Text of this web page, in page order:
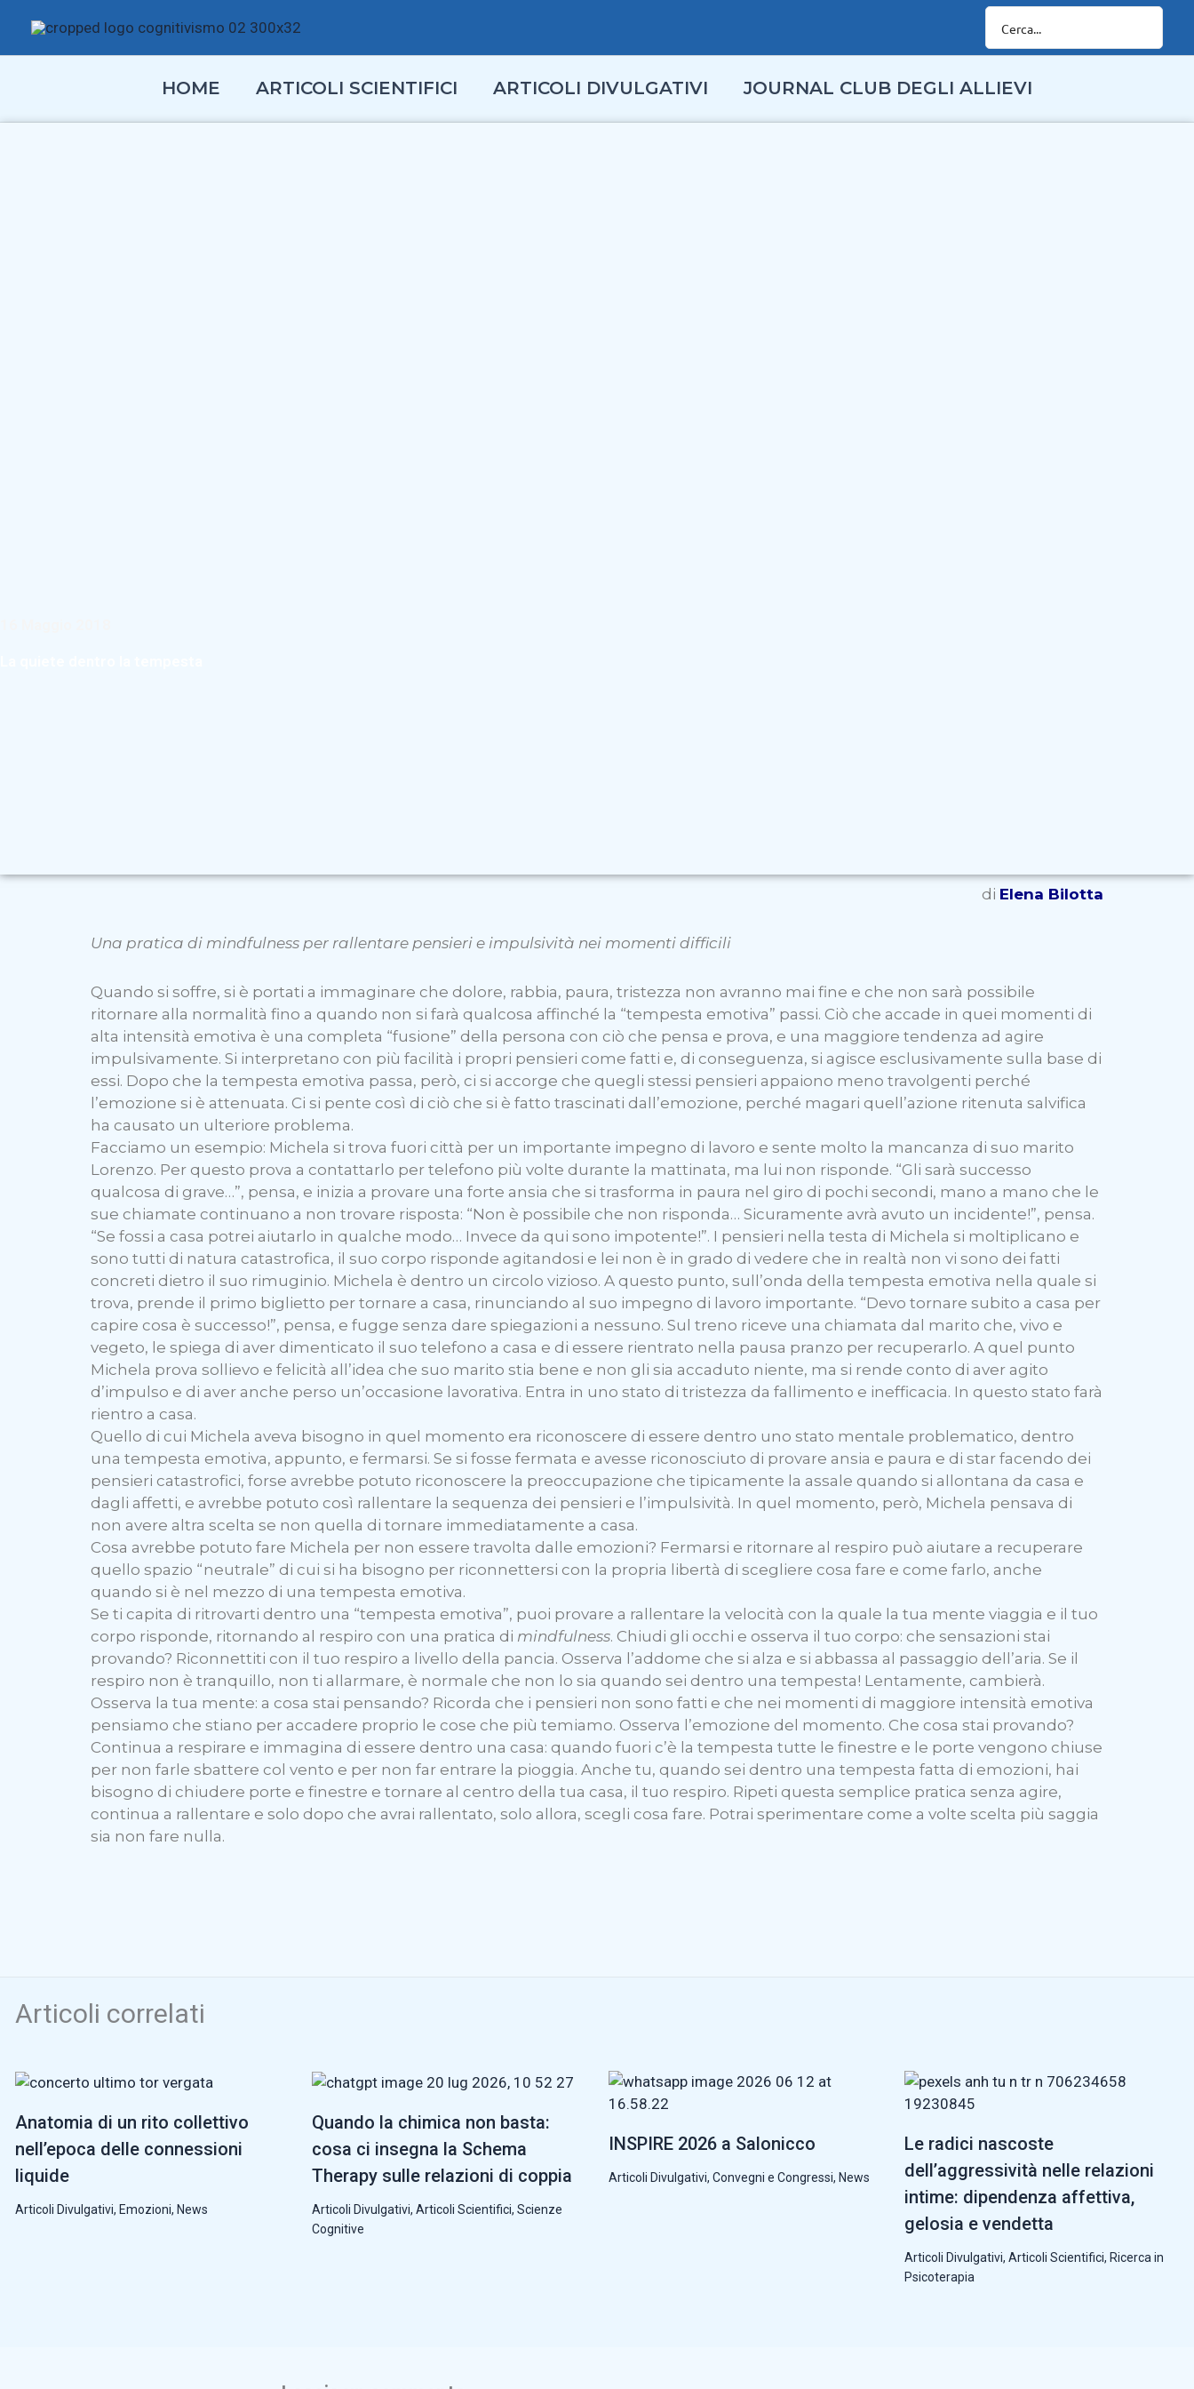
contenuto
HOME ARTICOLI SCIENTIFICI ARTICOLI DIVULGATIVI JOURNAL CLUB DEGLI ALLIEVI
di Elena Bilotta
Una pratica di mindfulness per rallentare pensieri e impulsività nei momenti difficili
Quando si soffre, si è portati a immaginare che dolore, rabbia, paura, tristezza non avranno mai fine e che non sarà possibile
ritornare alla normalità fino a quando non si farà qualcosa affinché la “tempesta emotiva” passi. Ciò che accade in quei momenti di
alta intensità emotiva è una completa “fusione” della persona con ciò che pensa e prova, e una maggiore tendenza ad agire
impulsivamente. Si interpretano con più facilità i propri pensieri come fatti e, di conseguenza, si agisce esclusivamente sulla base di
essi. Dopo che la tempesta emotiva passa, però, ci si accorge che quegli stessi pensieri appaiono meno travolgenti perché
l’emozione si è attenuata. Ci si pente così di ciò che si è fatto trascinati dall’emozione, perché magari quell’azione ritenuta salvifica
ha causato un ulteriore problema.
Facciamo un esempio: Michela si trova fuori città per un importante impegno di lavoro e sente molto la mancanza di suo marito
Lorenzo. Per questo prova a contattarlo per telefono più volte durante la mattinata, ma lui non risponde. “Gli sarà successo
qualcosa di grave…”, pensa, e inizia a provare una forte ansia che si trasforma in paura nel giro di pochi secondi, mano a mano che le
sue chiamate continuano a non trovare risposta: “Non è possibile che non risponda… Sicuramente avrà avuto un incidente!”, pensa.
“Se fossi a casa potrei aiutarlo in qualche modo… Invece da qui sono impotente!”. I pensieri nella testa di Michela si moltiplicano e
sono tutti di natura catastrofica, il suo corpo risponde agitandosi e lei non è in grado di vedere che in realtà non vi sono dei fatti
concreti dietro il suo rimuginio. Michela è dentro un circolo vizioso. A questo punto, sull’onda della tempesta emotiva nella quale si
trova, prende il primo biglietto per tornare a casa, rinunciando al suo impegno di lavoro importante. “Devo tornare subito a casa per
capire cosa è successo!”, pensa, e fugge senza dare spiegazioni a nessuno. Sul treno riceve una chiamata dal marito che, vivo e
vegeto, le spiega di aver dimenticato il suo telefono a casa e di essere rientrato nella pausa pranzo per recuperarlo. A quel punto
Michela prova sollievo e felicità all’idea che suo marito stia bene e non gli sia accaduto niente, ma si rende conto di aver agito
d’impulso e di aver anche perso un’occasione lavorativa. Entra in uno stato di tristezza da fallimento e inefficacia. In questo stato farà
rientro a casa.
Quello di cui Michela aveva bisogno in quel momento era riconoscere di essere dentro uno stato mentale problematico, dentro
una tempesta emotiva, appunto, e fermarsi. Se si fosse fermata e avesse riconosciuto di provare ansia e paura e di star facendo dei
pensieri catastrofici, forse avrebbe potuto riconoscere la preoccupazione che tipicamente la assale quando si allontana da casa e
dagli affetti, e avrebbe potuto così rallentare la sequenza dei pensieri e l’impulsività. In quel momento, però, Michela pensava di
non avere altra scelta se non quella di tornare immediatamente a casa.
Cosa avrebbe potuto fare Michela per non essere travolta dalle emozioni? Fermarsi e ritornare al respiro può aiutare a recuperare
quello spazio “neutrale” di cui si ha bisogno per riconnettersi con la propria libertà di scegliere cosa fare e come farlo, anche
quando si è nel mezzo di una tempesta emotiva.
Se ti capita di ritrovarti dentro una “tempesta emotiva”, puoi provare a rallentare la velocità con la quale la tua mente viaggia e il tuo
corpo risponde, ritornando al respiro con una pratica di mindfulness. Chiudi gli occhi e osserva il tuo corpo: che sensazioni stai
provando? Riconnettiti con il tuo respiro a livello della pancia. Osserva l’addome che si alza e si abbassa al passaggio dell’aria. Se il
respiro non è tranquillo, non ti allarmare, è normale che non lo sia quando sei dentro una tempesta! Lentamente, cambierà.
Osserva la tua mente: a cosa stai pensando? Ricorda che i pensieri non sono fatti e che nei momenti di maggiore intensità emotiva
pensiamo che stiano per accadere proprio le cose che più temiamo. Osserva l’emozione del momento. Che cosa stai provando?
Continua a respirare e immagina di essere dentro una casa: quando fuori c’è la tempesta tutte le finestre e le porte vengono chiuse
per non farle sbattere col vento e per non far entrare la pioggia. Anche tu, quando sei dentro una tempesta fatta di emozioni, hai
bisogno di chiudere porte e finestre e tornare al centro della tua casa, il tuo respiro. Ripeti questa semplice pratica senza agire,
continua a rallentare e solo dopo che avrai rallentato, solo allora, scegli cosa fare. Potrai sperimentare come a volte scelta più saggia
sia non fare nulla.
Articoli correlati
Anatomia di un rito collettivo
nell’epoca delle connessioni
liquide
Articoli Divulgativi, Emozioni, News
Quando la chimica non basta:
cosa ci insegna la Schema
Therapy sulle relazioni di coppia
Articoli Divulgativi, Articoli Scientifici, Scienze
Cognitive
INSPIRE 2026 a Salonicco
Articoli Divulgativi, Convegni e Congressi, News
Le radici nascoste
dell’aggressività nelle relazioni
intime: dipendenza affettiva,
gelosia e vendetta
Articoli Divulgativi,Articoli Scientifici,Ricerca in
Psicoterapia